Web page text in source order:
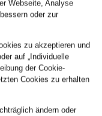
299
CHF 100
Webseite, Analyse
oder zur
zu akzeptieren und
auf „Individuelle
der Cookie-
Cookies zu erhalten
ändern oder